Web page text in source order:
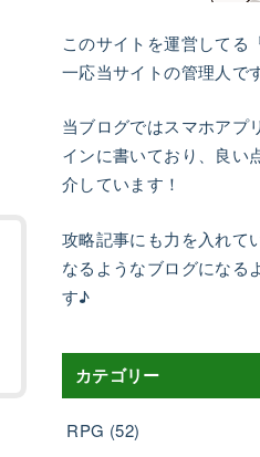
このサイトを運営してる
一応当サイトの管理人で
当ブログではスマホアプ
インに書いており、良い
介しています！
攻略記事にも力を入れて
なるようなブログになる
す♪
カテゴリー
RPG (52)